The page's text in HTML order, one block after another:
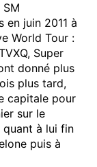
juin 2011 à
World Tour :
Super
donné plus
plus tard,
capitale pour
sur le
à lui fin
puis à